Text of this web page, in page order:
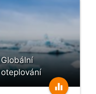
Globální
oteplování
equalizer